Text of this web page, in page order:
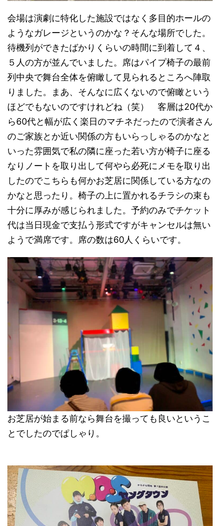
会場は演劇に特化した施設ではなく多目的ホールの
ようなガレージというのかな？そんな場所でした。
待機列ができたばかりくらいの時間に到着して４、
５人の方が並んでいました。席はパイプ椅子の最前
列中央で舞台全体を俯瞰して見られるところへ陣取
りました。まあ、そんなに広くないので俯瞰という
ほどでもないのですけれどね（笑） 客層は20代か
ら60代と幅が広く楽日のマチネだったので演者さん
のご家族とか近い関係の方もいらっしゃるのかなと
いった雰囲気で私の隣に座った若い方が椅子に座る
なりノートを取り出して何やら必死にメモを取り出
したのでこちらも何かお芝居に関係している方なの
かなと思ったり。椅子の上に置かれるチラシの束も
十分に厚みが感じられました。予約のみでチケット
代は当日現金で支払う形式ですがキャンセルは無い
ようで満席です。席の数は60人くらいです。
お芝居が始まる前なら舞台を撮っても良いというこ
とでしたのでぱしゃり。